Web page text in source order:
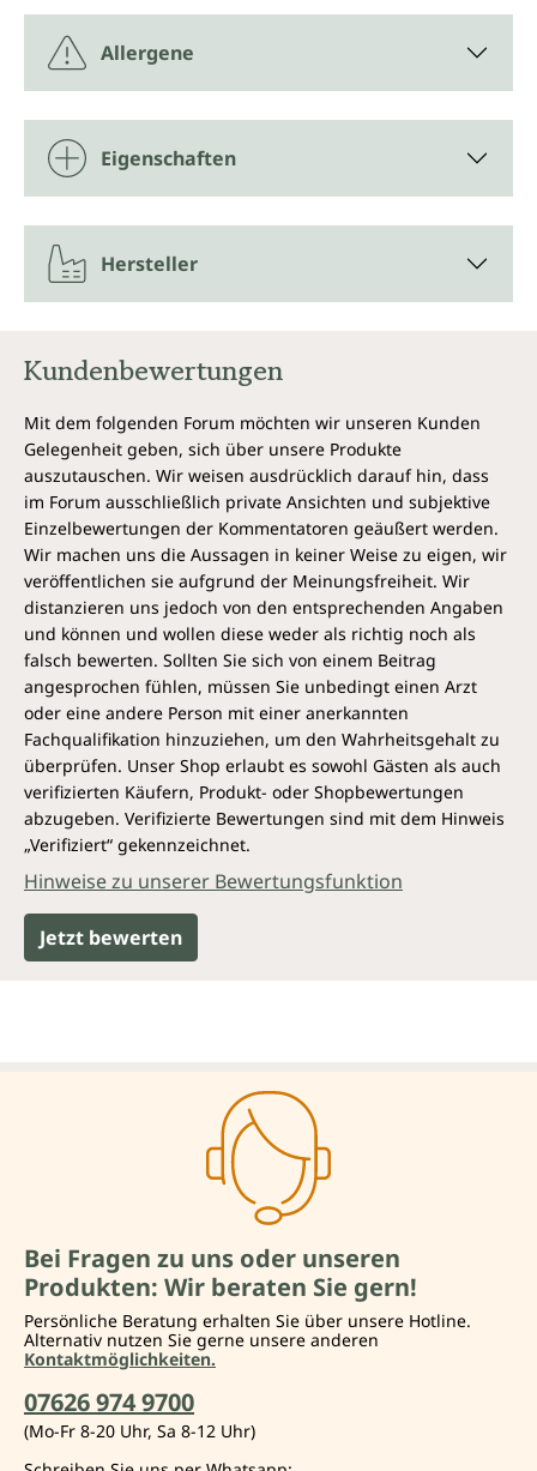
Allergene
Eigenschaften
Hersteller
Kundenbewertungen
Mit dem folgenden Forum möchten wir unseren Kunden
Gelegenheit geben, sich über unsere Produkte
auszutauschen. Wir weisen ausdrücklich darauf hin, dass
im Forum ausschließlich private Ansichten und subjektive
Einzelbewertungen der Kommentatoren geäußert werden.
Wir machen uns die Aussagen in keiner Weise zu eigen, wir
veröffentlichen sie aufgrund der Meinungsfreiheit. Wir
distanzieren uns jedoch von den entsprechenden Angaben
und können und wollen diese weder als richtig noch als
falsch bewerten. Sollten Sie sich von einem Beitrag
angesprochen fühlen, müssen Sie unbedingt einen Arzt
oder eine andere Person mit einer anerkannten
Fachqualifikation hinzuziehen, um den Wahrheitsgehalt zu
überprüfen. Unser Shop erlaubt es sowohl Gästen als auch
verifizierten Käufern, Produkt- oder Shopbewertungen
abzugeben. Verifizierte Bewertungen sind mit dem Hinweis
„Verifiziert“ gekennzeichnet.
Hinweise zu unserer Bewertungsfunktion
Jetzt bewerten
Bei Fragen zu uns oder unseren
Produkten: Wir beraten Sie gern!
Persönliche Beratung erhalten Sie über unsere Hotline.
Alternativ nutzen Sie gerne unsere anderen
Kontaktmöglichkeiten.
07626 974 9700
(Mo-Fr 8-20 Uhr, Sa 8-12 Uhr)